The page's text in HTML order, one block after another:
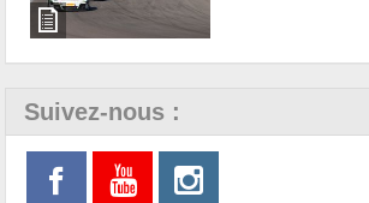
Suivez-nous :